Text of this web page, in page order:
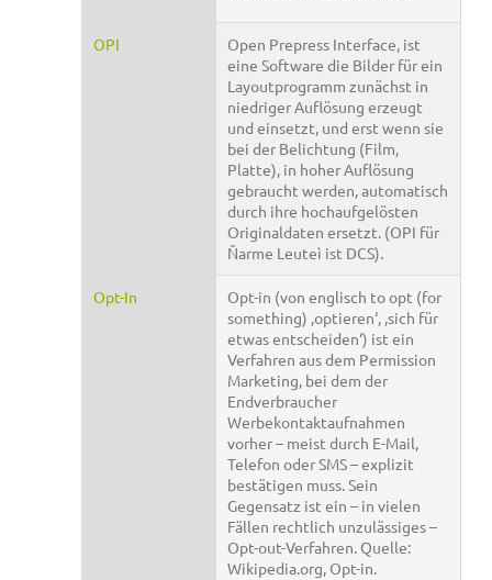
OPI
Open Prepress Interface, ist
eine Software die Bilder für ein
Layoutprogramm zunächst in
niedriger Auflösung erzeugt
und einsetzt, und erst wenn sie
bei der Belichtung (Film,
Platte), in hoher Auflösung
gebraucht werden, automatisch
durch ihre hochaufgelösten
Originaldaten ersetzt. (OPI für
Ñarme Leuteì ist DCS).
Opt-In
Opt-in (von englisch to opt (for
something) ‚optieren‘, ‚sich für
etwas entscheiden‘) ist ein
Verfahren aus dem Permission
Marketing, bei dem der
Endverbraucher
Werbekontaktaufnahmen
vorher – meist durch E-Mail,
Telefon oder SMS – explizit
bestätigen muss. Sein
Gegensatz ist ein – in vielen
Fällen rechtlich unzulässiges –
Opt-out-Verfahren. Quelle:
Wikipedia.org, Opt-in.